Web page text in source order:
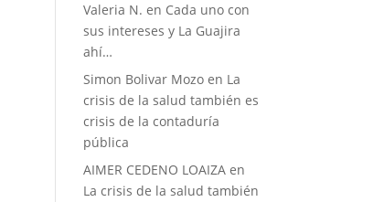
Valeria N. en Cada uno con
sus intereses y La Guajira
ahí…
Simon Bolivar Mozo en La
crisis de la salud también es
crisis de la contaduría
pública
AIMER CEDENO LOAIZA en
La crisis de la salud también